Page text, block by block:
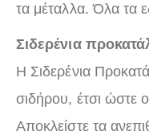
τα μέταλλα. Όλα τα
Σιδερένια
Η Σιδερένια
σιδήρου, έτσι ώστε
Αποκλείστε τα